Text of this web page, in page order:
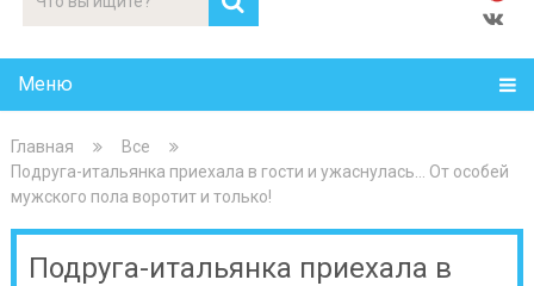
Меню
Главная
Все
Подруга-итальянка приехала в гости и ужаснулась… От особей
мужского пола воротит и только!
Подруга-итальянка приехала в